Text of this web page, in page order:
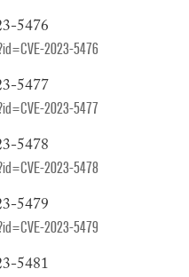
5476
2023-5476
5477
2023-5477
5478
2023-5478
5479
2023-5479
5481